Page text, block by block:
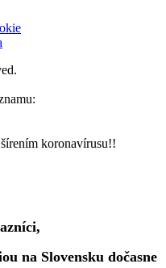
koronavírusu!!
na Slovensku dočasne